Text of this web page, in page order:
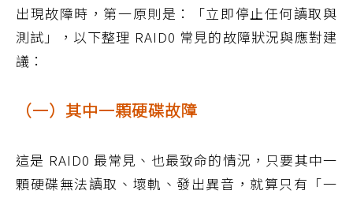
出現故障時，第一原則是：「立即停止任何讀取與
測試」，以下整理 RAID0 常見的故障狀況與應對建
議：
（一）其中一顆硬碟故障
這是 RAID0 最常見、也最致命的情況，只要其中一
顆硬碟無法讀取、壞軌、發出異音，就算只有「一